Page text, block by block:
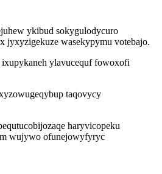
ykibud sokygulodycuro
jyxyzigekuze wasekypymu votebajo.
ylavucequf fowoxofi
taqovycy
haryvicopeku
wujywo ofunejowyfyryc